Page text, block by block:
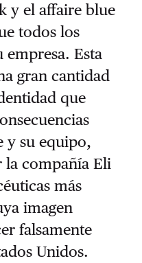
y el affaire blue
todos los
Esta
gran cantidad
que
y su equipo,
la compañía Eli
más
imagen
falsamente
Unidos.